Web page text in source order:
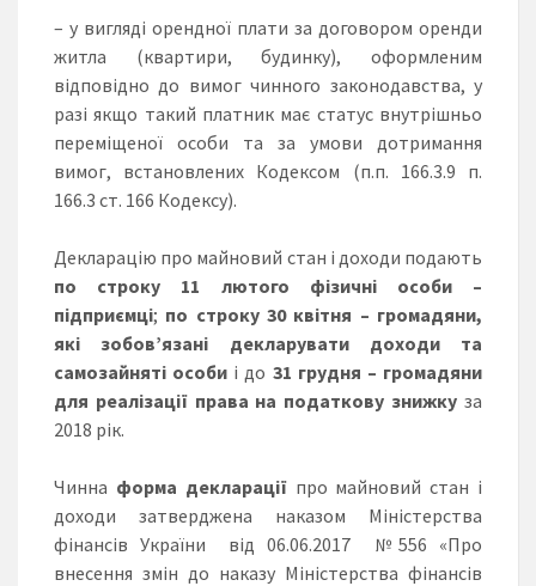
– у вигляді орендної плати за договором оренди
житла (квартири, будинку), оформленим
відповідно до вимог чинного законодавства, у
разі якщо такий платник має статус внутрішньо
переміщеної особи та за умови дотримання
вимог, встановлених Кодексом (п.п. 166.3.9 п.
166.3 ст. 166 Кодексу).
Декларацію про майновий стан і доходи подають
по строку 11 лютого фізичні особи –
підприємці; по строку 30 квітня – громадяни,
які зобов’язані декларувати доходи та
самозайняті особи і до 31 грудня – громадяни
для реалізації права на податкову знижку за
2018 рік.
Чинна форма деклараціїпро майновий стан і
доходи затверджена наказом Міністерства
фінансів України від 06.06.2017 №556 «Про
внесення змін до наказу Міністерства фінансів